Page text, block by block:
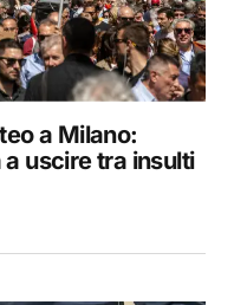
a Milano:
uscire tra insulti